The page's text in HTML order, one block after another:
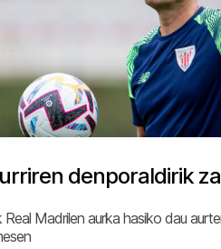
denporaldirik
Real Madrilen aurka hasiko dau